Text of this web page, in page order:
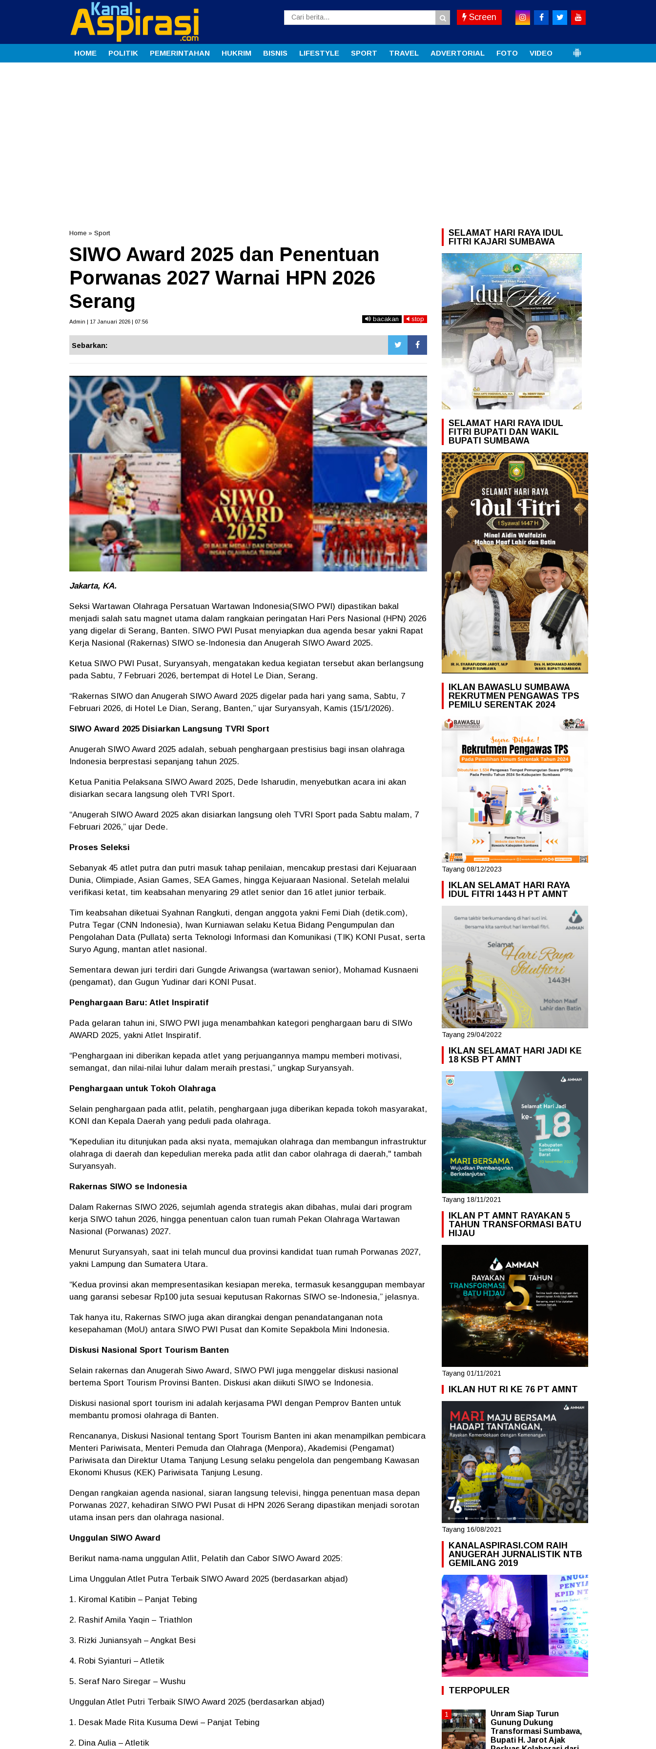
Screen
HOME POLITIK PEMERINTAHAN HUKRIM BISNIS LIFESTYLE SPORT TRAVEL ADVERTORIAL FOTO VIDEO
Home » Sport
SIWO Award 2025 dan Penentuan
Porwanas 2027 Warnai HPN 2026
Serang
Admin | 17 Januari 2026 | 07:56 bacakan stop
Sebarkan:
Jakarta, KA.
Seksi Wartawan Olahraga Persatuan Wartawan Indonesia(SIWO PWI) dipastikan bakal
menjadi salah satu magnet utama dalam rangkaian peringatan Hari Pers Nasional (HPN) 2026
yang digelar di Serang, Banten. SIWO PWI Pusat menyiapkan dua agenda besar yakni Rapat
Kerja Nasional (Rakernas) SIWO se-Indonesia dan Anugerah SIWO Award 2025.
Ketua SIWO PWI Pusat, Suryansyah, mengatakan kedua kegiatan tersebut akan berlangsung
pada Sabtu, 7 Februari 2026, bertempat di Hotel Le Dian, Serang.
“Rakernas SIWO dan Anugerah SIWO Award 2025 digelar pada hari yang sama, Sabtu, 7
Februari 2026, di Hotel Le Dian, Serang, Banten,” ujar Suryansyah, Kamis (15/1/2026).
SIWO Award 2025 Disiarkan Langsung TVRI Sport
Anugerah SIWO Award 2025 adalah, sebuah penghargaan prestisius bagi insan olahraga
Indonesia berprestasi sepanjang tahun 2025.
Ketua Panitia Pelaksana SIWO Award 2025, Dede Isharudin, menyebutkan acara ini akan
disiarkan secara langsung oleh TVRI Sport.
“Anugerah SIWO Award 2025 akan disiarkan langsung oleh TVRI Sport pada Sabtu malam, 7
Februari 2026,” ujar Dede.
Proses Seleksi
Sebanyak 45 atlet putra dan putri masuk tahap penilaian, mencakup prestasi dari Kejuaraan
Dunia, Olimpiade, Asian Games, SEA Games, hingga Kejuaraan Nasional. Setelah melalui
verifikasi ketat, tim keabsahan menyaring 29 atlet senior dan 16 atlet junior terbaik.
Tim keabsahan diketuai Syahnan Rangkuti, dengan anggota yakni Femi Diah (detik.com),
Putra Tegar (CNN Indonesia), Iwan Kurniawan selaku Ketua Bidang Pengumpulan dan
Pengolahan Data (Pullata) serta Teknologi Informasi dan Komunikasi (TIK) KONI Pusat, serta
Suryo Agung, mantan atlet nasional.
Sementara dewan juri terdiri dari Gungde Ariwangsa (wartawan senior), Mohamad Kusnaeni
(pengamat), dan Gugun Yudinar dari KONI Pusat.
Penghargaan Baru: Atlet Inspiratif
Pada gelaran tahun ini, SIWO PWI juga menambahkan kategori penghargaan baru di SIWo
AWARD 2025, yakni Atlet Inspiratif.
“Penghargaan ini diberikan kepada atlet yang perjuangannya mampu memberi motivasi,
semangat, dan nilai-nilai luhur dalam meraih prestasi,” ungkap Suryansyah.
Penghargaan untuk Tokoh Olahraga
Selain penghargaan pada atlit, pelatih, penghargaan juga diberikan kepada tokoh masyarakat,
KONI dan Kepala Daerah yang peduli pada olahraga.
"Kepedulian itu ditunjukan pada aksi nyata, memajukan olahraga dan membangun infrastruktur
olahraga di daerah dan kepedulian mereka pada atlit dan cabor olahraga di daerah," tambah
Suryansyah.
Rakernas SIWO se Indonesia
Dalam Rakernas SIWO 2026, sejumlah agenda strategis akan dibahas, mulai dari program
kerja SIWO tahun 2026, hingga penentuan calon tuan rumah Pekan Olahraga Wartawan
Nasional (Porwanas) 2027.
Menurut Suryansyah, saat ini telah muncul dua provinsi kandidat tuan rumah Porwanas 2027,
yakni Lampung dan Sumatera Utara.
“Kedua provinsi akan mempresentasikan kesiapan mereka, termasuk kesanggupan membayar
uang garansi sebesar Rp100 juta sesuai keputusan Rakornas SIWO se-Indonesia,” jelasnya.
Tak hanya itu, Rakernas SIWO juga akan dirangkai dengan penandatanganan nota
kesepahaman (MoU) antara SIWO PWI Pusat dan Komite Sepakbola Mini Indonesia.
Diskusi Nasional Sport Tourism Banten
Selain rakernas dan Anugerah Siwo Award, SIWO PWI juga menggelar diskusi nasional
bertema Sport Tourism Provinsi Banten. Diskusi akan diikuti SIWO se Indonesia.
Diskusi nasional sport tourism ini adalah kerjasama PWI dengan Pemprov Banten untuk
membantu promosi olahraga di Banten.
Rencananya, Diskusi Nasional tentang Sport Tourism Banten ini akan menampilkan pembicara
Menteri Pariwisata, Menteri Pemuda dan Olahraga (Menpora), Akademisi (Pengamat)
Pariwisata dan Direktur Utama Tanjung Lesung selaku pengelola dan pengembang Kawasan
Ekonomi Khusus (KEK) Pariwisata Tanjung Lesung.
Dengan rangkaian agenda nasional, siaran langsung televisi, hingga penentuan masa depan
Porwanas 2027, kehadiran SIWO PWI Pusat di HPN 2026 Serang dipastikan menjadi sorotan
utama insan pers dan olahraga nasional.
Unggulan SIWO Award
Berikut nama-nama unggulan Atlit, Pelatih dan Cabor SIWO Award 2025:
Lima Unggulan Atlet Putra Terbaik SIWO Award 2025 (berdasarkan abjad)
1. Kiromal Katibin – Panjat Tebing
2. Rashif Amila Yaqin – Triathlon
3. Rizki Juniansyah – Angkat Besi
4. Robi Syianturi – Atletik
5. Seraf Naro Siregar – Wushu
Unggulan Atlet Putri Terbaik SIWO Award 2025 (berdasarkan abjad)
1. Desak Made Rita Kusuma Dewi – Panjat Tebing
2. Dina Aulia – Atletik
SELAMAT HARI RAYA IDUL
FITRI KAJARI SUMBAWA
SELAMAT HARI RAYA IDUL
FITRI BUPATI DAN WAKIL
BUPATI SUMBAWA
IKLAN BAWASLU SUMBAWA
REKRUTMEN PENGAWAS TPS
PEMILU SERENTAK 2024
Tayang 08/12/2023
IKLAN SELAMAT HARI RAYA
IDUL FITRI 1443 H PT AMNT
Tayang 29/04/2022
IKLAN SELAMAT HARI JADI KE
18 KSB PT AMNT
Tayang 18/11/2021
IKLAN PT AMNT RAYAKAN 5
TAHUN TRANSFORMASI BATU
HIJAU
Tayang 01/11/2021
IKLAN HUT RI KE 76 PT AMNT
Tayang 16/08/2021
KANALASPIRASI.COM RAIH
ANUGERAH JURNALISTIK NTB
GEMILANG 2019
TERPOPULER
Unram Siap Turun
Gunung Dukung
Transformasi Sumbawa,
Bupati H. Jarot Ajak